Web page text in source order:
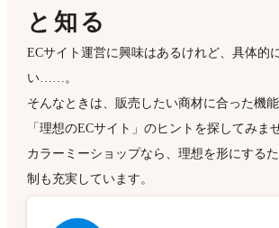
と知る
ECサイト運営に興味はあるけれど、具体的
い……。
そんなときは、販売したい商材に合った機
「理想のECサイト」のヒントを探してみま
カラーミーショップなら、理想を形にする
制も充実しています。